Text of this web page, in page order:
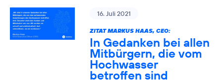
16. Juli 2021
ZITAT MARKUS HAAS, CEO:
In Gedanken bei allen
Mitbürgern, die vom
Hochwasser
betroffen sind